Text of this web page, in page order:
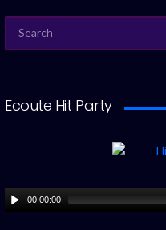
FOR:
Ecoute Hit Party
00:00:00